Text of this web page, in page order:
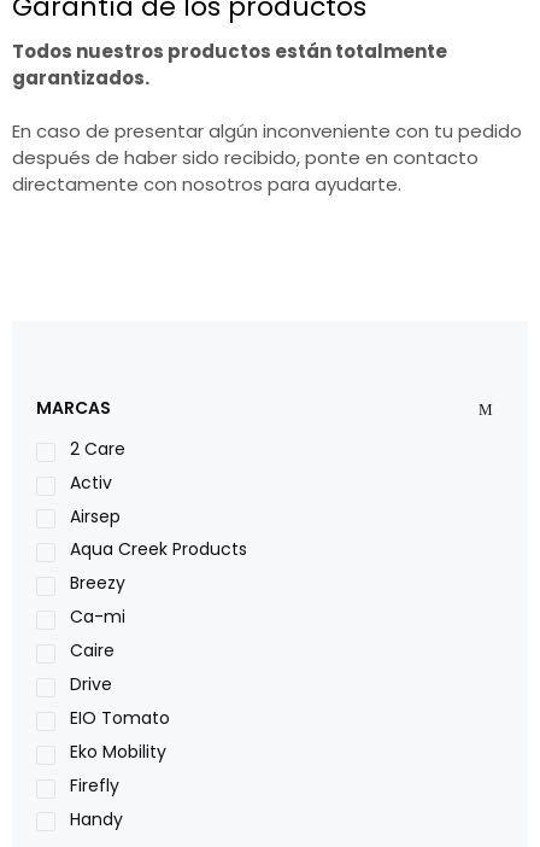
Todos nuestros productos están totalmente
garantizados.
En caso de presentar algún inconveniente con tu pedido
después de haber sido recibido, ponte en contacto
directamente con nosotros para ayudarte.
MARCAS
2 Care
Activ
Airsep
Aqua Creek Products
Breezy
Ca-mi
Caire
Drive
EIO Tomato
Eko Mobility
Firefly
Handy